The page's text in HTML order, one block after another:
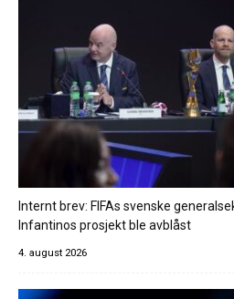
Internt brev: FIFAs svenske
Infantinos prosjekt ble avblåst
4. august 2026